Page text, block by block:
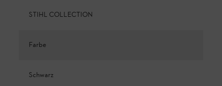
STIHL COLLECTION
Farbe
Schwarz